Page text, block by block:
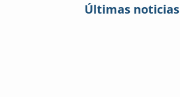
Últimas noticias